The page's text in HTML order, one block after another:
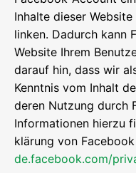
Inhal­te die­ser
lin­ken. Dadurch kann
Web­site Ihrem
dar­auf hin, dass wir
Kennt­nis vom Inhalt
deren Nut­zung durch
Infor­ma­tio­nen hier­zu
klä­rung von
de.facebook.com/